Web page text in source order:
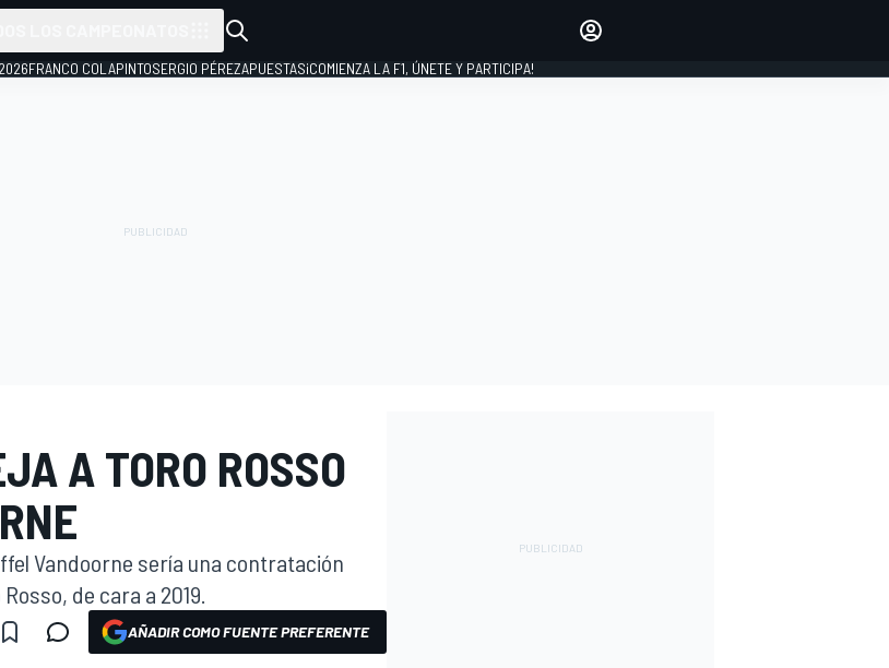
INICIAR SESIÓN
FRANCO COLAPINTOSERGIO PÉREZAPUESTAS¡COMIENZA LA F1, ÚNETE Y PARTICIPA!
A TORO ROSSO
Vandoorne sería una contratación
de cara a 2019.
AÑADIR COMO FUENTE PREFERENTE